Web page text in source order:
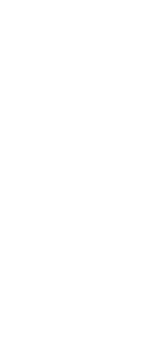
вложенные
вложенные
вложенные
вложенные
вложенные
вложенные
вложенные
вложенные
вложенные
вложенные